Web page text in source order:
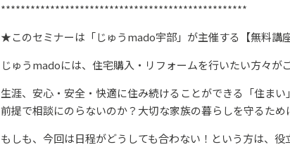
**************************************************
★このセミナーは「じゅうmado宇部」が主催する【無料講座
じゅうmadoには、住宅購入・リフォームを行いたい方々が
生涯、安心・安全・快適に住み続けることができる「住ま
前提で相談にのらないのか？大切な家族の暮らしを守るた
もしも、今回は日程がどうしても合わない！という方は、